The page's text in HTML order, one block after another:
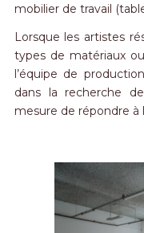
mobilier de travail
Lorsque les artistes
types de matériaux
l’équipe de
dans la recherche
mesure de répondre à